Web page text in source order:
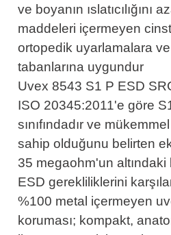
ve boyanın ıslatıcılığını
maddeleri içermeyen
ortopedik uyarlamalara
tabanlarına uygundur
Uvex 8543 S1 P ESD
ISO 20345:2011'e göre
sınıfındadır ve
sahip olduğunu belirten
35 megaohm'un
ESD gerekliliklerini
%100 metal içermeyen
koruması; kompakt,